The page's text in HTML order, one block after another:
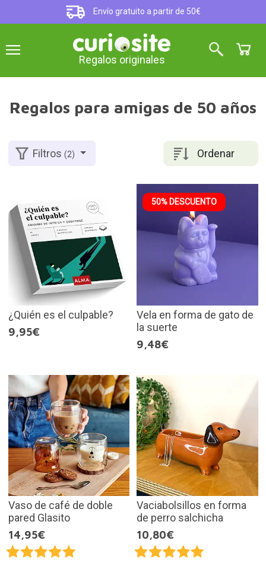
Envío gratuito a partir de 50€
Regalos originales
Regalos para amigas de 50 años
Ordenar
Filtros(2)
¿Quién es el culpable?
9,95€
50% DESCUENTO
Vela en forma de gato de
la suerte
9,48€
Vaso de café de doble
pared Glasito
14,95€
Vaciabolsillos en forma
de perro salchicha
10,80€